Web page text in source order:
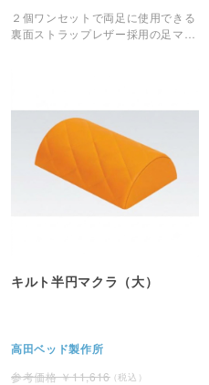
２個ワンセットで両足に使用できる
裏面ストラップレザー採用の足マク
キルト半円マクラ（大）
高田ベッド製作所
11,616